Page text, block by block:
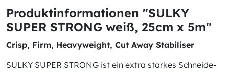
Produktinformationen "SULKY
SUPER STRONG weiß, 25cm x 5m"
Crisp, Firm, Heavyweight, Cut Away Stabiliser
SULKY SUPER STRONG ist ein extra starkes Schneide-